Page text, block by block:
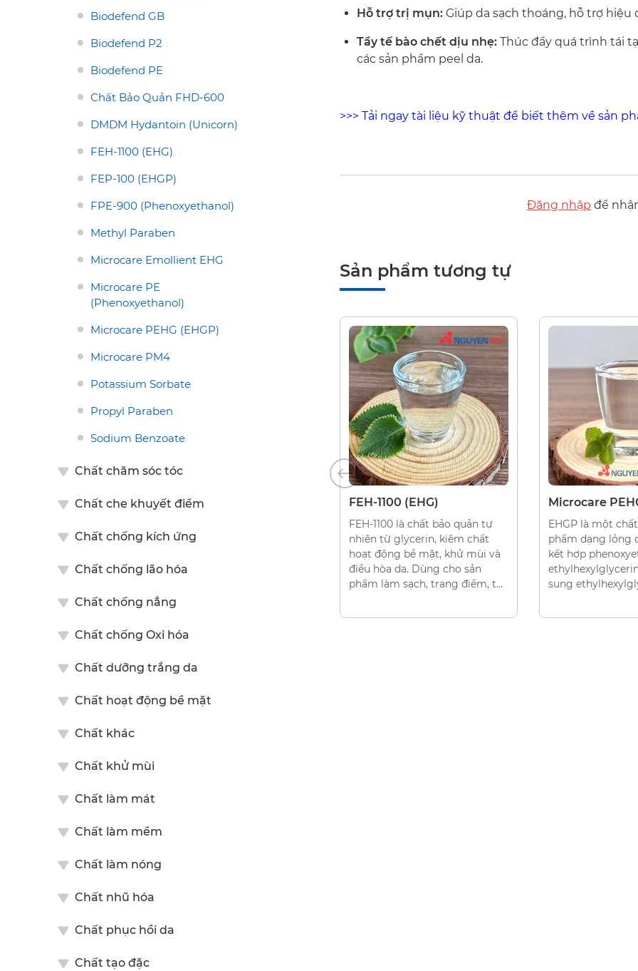
Biodefend GB
Biodefend P2
Biodefend PE
Chất Bảo Quản FHD-600
DMDM Hydantoin (Unicorn)
FEH-1100 (EHG)
FEP-100 (EHGP)
FPE-900 (Phenoxyethanol)
Methyl Paraben
Microcare Emollient EHG
Microcare PE
(Phenoxyethanol)
Microcare PEHG (EHGP)
Microcare PM4
Potassium Sorbate
Propyl Paraben
Sodium Benzoate
Chất chăm sóc tóc
Chất che khuyết điểm
Chất chống kích ứng
Chất chống lão hóa
Chất chống nắng
Chất chống Oxi hóa
Chất dưỡng trắng da
Chất hoạt động bề mặt
Chất khác
Chất khử mùi
Chất làm mát
Chất làm mềm
Chất làm nóng
Chất nhũ hóa
Chất phục hồi da
Chất tạo đặc
Hỗ trợ trị mụn: Giúp da sạch thoáng, hỗ trợ
Tẩy tế bào chết dịu nhẹ: Thúc đẩy quá trình tái
các sản phẩm peel da.
>>> Tải ngay tài liệu kỹ thuật để biết thêm về sản
Đăng nhập để
Sản phẩm tương tự
Quản FHD-600 FEH-1100 (EHG)
nhiên từ glycerin, kiêm chất
điều hòa da. Dùng cho sản
và chống nắng.
Microcare PEHG (EHGP)
EHGP là một chất bảo quản mỹ
phẩm dạng lỏng dựa trên sự
kết hợp phenoxyethanol và
ethylhexylglycerin. Việc bổ
sung ethylhexylglycerin ản
CHẤT BẢO QUẢN
FEP-100
EHGP là chất
phẩm lỏng kết
phenoxyethanol
hiệu quả bảo